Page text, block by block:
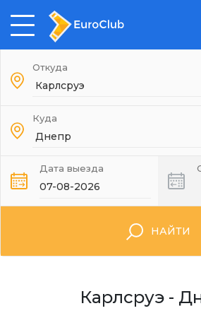
Откуда
Куда
Дата выезда
НАЙТИ
Карлсруэ -